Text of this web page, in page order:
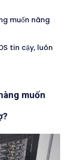
muốn nâng
tin cậy, luôn
muốn